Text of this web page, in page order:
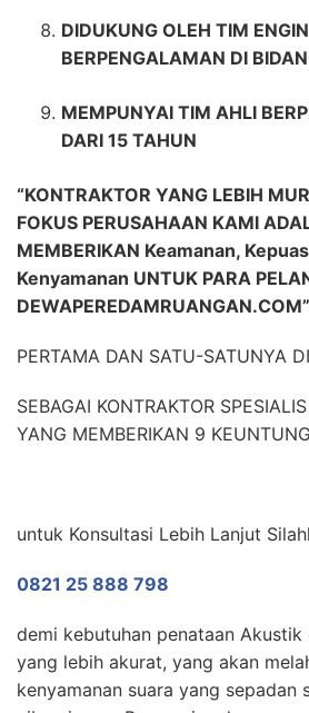
DIDUKUNG OLEH TIM
BERPENGALAMAN DI
MEMPUNYAI TIM AHLI
DARI 15 TAHUN
“KONTRAKTOR YANG LEBIH
FOKUS PERUSAHAAN KAMI
MEMBERIKAN Keamanan,
Kenyamanan UNTUK PARA
PERTAMA DAN SATU-SATUNYA
SEBAGAI KONTRAKTOR
YANG MEMBERIKAN 9
untuk Konsultasi Lebih Lanjut
0821 25 888 798
demi kebutuhan penataan Akustik
yang lebih akurat, yang akan
kenyamanan suara yang sepadan